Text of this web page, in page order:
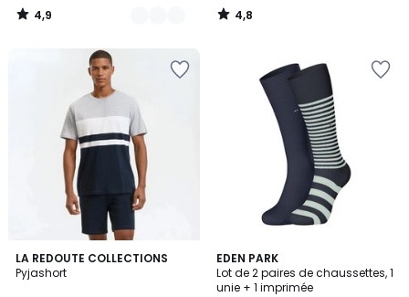
4,9
/
4,8
/
LA REDOUTE COLLECTIONS
Pyjashort
4,8
/ 5
EDEN PARK
Lot de 2 paires de chaussettes, 1
unie + 1 imprimée